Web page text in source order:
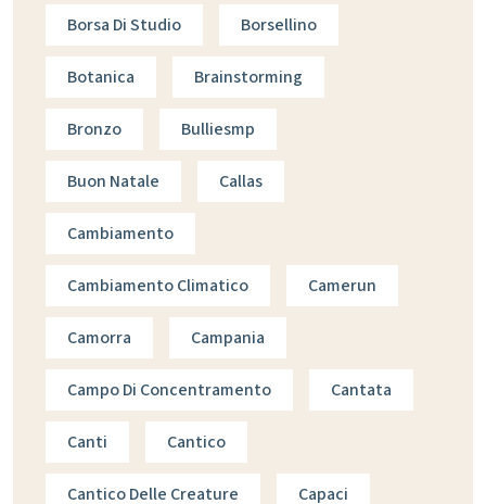
Borsa Di Studio Borsellino
Botanica Brainstorming
Bronzo Bulliesmp
Buon Natale Callas
Cambiamento
Cambiamento Climatico Camerun
Camorra Campania
Campo Di Concentramento Cantata
Canti Cantico
Cantico Delle Creature Capaci